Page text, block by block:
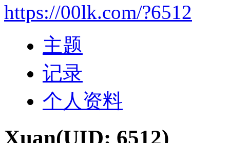
https://00lk.com/?6512
主题
记录
个人资料
Xuan(UID: 6512)